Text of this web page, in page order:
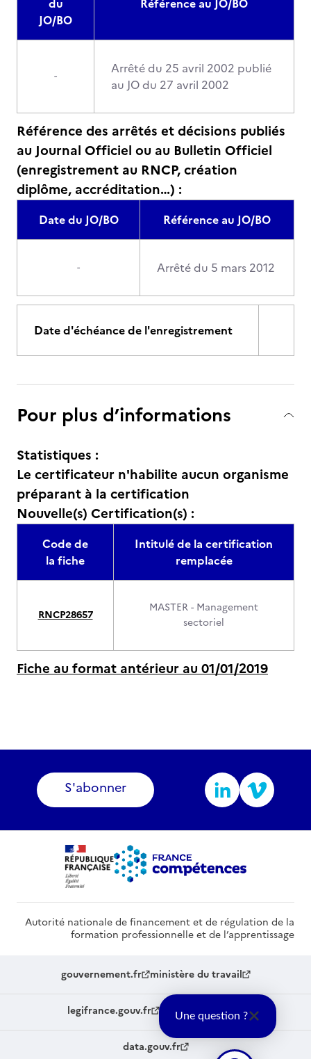
du
JO/BO
Référence au JO/BO
-
Arrêté du 25 avril 2002 publié
au JO du 27 avril 2002
Référence des arrêtés et décisions publiés
au Journal Officiel ou au Bulletin Officiel
(enregistrement au RNCP, création
diplôme, accréditation…) :
Date du JO/BO Référence au JO/BO
- Arrêté du 5 mars 2012
Date d'échéance de l'enregistrement
Pour plus d’informations
Statistiques :
Le certificateur n'habilite aucun organisme
préparant à la certification
Nouvelle(s) Certification(s) :
Code de
la fiche
Intitulé de la certification
remplacée
RNCP28657
MASTER - Management
sectoriel
Fiche au format antérieur au 01/01/2019
S'abonner
Autorité nationale de financement et de régulation de la
formation professionnelle et de l’apprentissage
gouvernement.fr ministère du travail
legifrance.gouv.fr service-public.fr
data.gouv.fr
Une question ?